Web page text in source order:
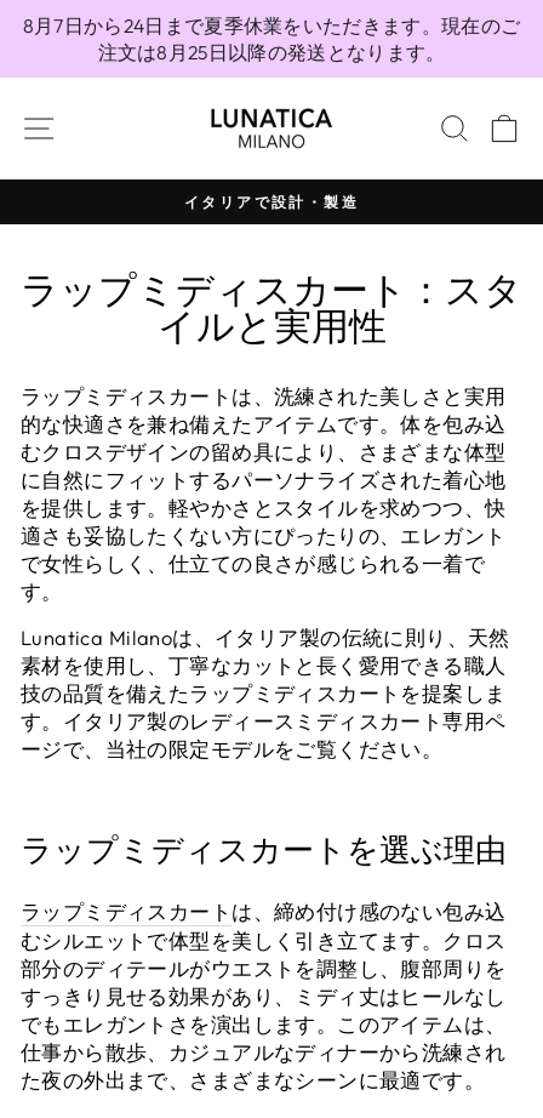
直
8月7日から24日まで夏季休業をいただきます。現在のご
注文は8月25日以降の発送となります。
サイトナビゲーション 検索
プ
ゼ
ン
テ
シ
ョ
ン
を
一
時
停
る
イタリアで設計・製造
ラップミディスカート：スタ
イルと実用性
ラップミディスカートは、洗練された美しさと実用
的な快適さを兼ね備えたアイテムです。体を包み込
むクロスデザインの留め具により、さまざまな体型
に自然にフィットするパーソナライズされた着心地
を提供します。軽やかさとスタイルを求めつつ、快
適さも妥協したくない方にぴったりの、エレガント
で女性らしく、仕立ての良さが感じられる一着で
す。
Lunatica Milanoは、イタリア製の伝統に則り、天然
素材を使用し、丁寧なカットと長く愛用できる職人
技の品質を備えたラップミディスカートを提案しま
す。イタリア製のレディースミディスカート専用ペ
ージで、当社の限定モデルをご覧ください。
ラップミディスカートを選ぶ理由
ラップミディスカート は、締め付け感のない包み込
むシルエットで体型を美しく引き立てます。クロス
部分のディテールがウエストを調整し、腹部周りを
すっきり見せる効果があり、ミディ丈はヒールなし
でもエレガントさを演出します。このアイテムは、
仕事から散歩、カジュアルなディナーから洗練され
た夜の外出まで、さまざまなシーンに最適です。